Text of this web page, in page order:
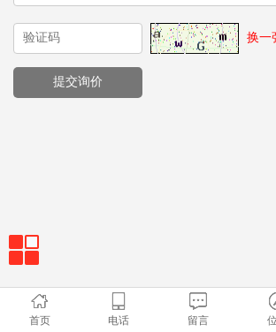
换一
首页 电话 留言